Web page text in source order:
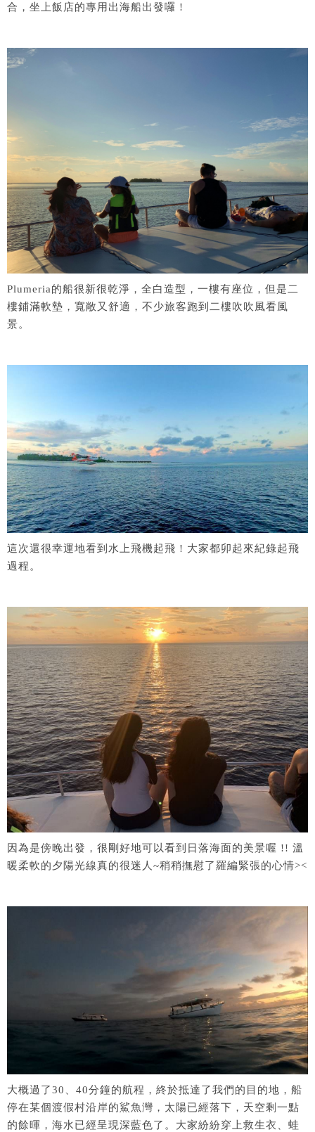
合，坐上飯店的專用出海船出發囉 !
Plumeria的船很新很乾淨，全白造型，一樓有座位，但是二
樓鋪滿軟墊，寬敞又舒適，不少旅客跑到二樓吹吹風看風
景。
這次還很幸運地看到水上飛機起飛 ! 大家都卯起來紀錄起飛
過程。
因為是傍晚出發，很剛好地可以看到日落海面的美景喔 !! 溫
暖柔軟的夕陽光線真的很迷人~稍稍撫慰了羅編緊張的心情><
大概過了30、40分鐘的航程，終於抵達了我們的目的地，船
停在某個渡假村沿岸的鯊魚灣，太陽已經落下，天空剩一點
的餘暉，海水已經呈現深藍色了。大家紛紛穿上救生衣、蛙